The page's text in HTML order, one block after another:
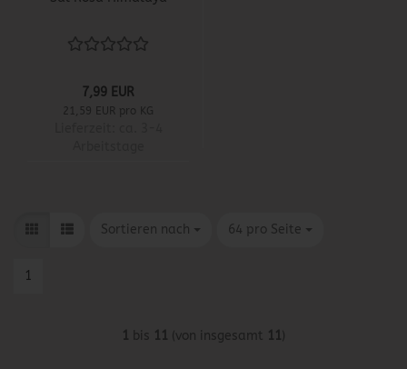
7,99 EUR
21,59 EUR pro KG
Sortieren nach
Sortieren nach 64 pro Seite
pro Seite
1
1 bis 11 (von insgesamt 11)